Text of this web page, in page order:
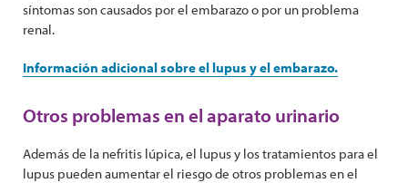
síntomas son causados por el embarazo o por un problema
renal.
Información adicional sobre el lupus y el embarazo.
Otros problemas en el aparato urinario
Además de la nefritis lúpica, el lupus y los tratamientos para el
lupus pueden aumentar el riesgo de otros problemas en el